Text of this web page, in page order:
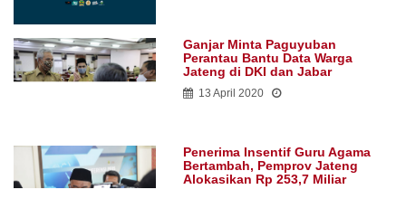
Ganjar Minta Paguyuban
Perantau Bantu Data Warga
Jateng di DKI dan Jabar
13 April 2020
Penerima Insentif Guru Agama
Bertambah, Pemprov Jateng
Alokasikan Rp 253,7 Miliar